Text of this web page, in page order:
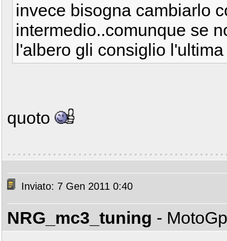
invece bisogna cambiarlo
intermedio..comunque se
l'albero gli consiglio
quoto
Inviato: 7 Gen 2011 0:40
NRG_mc3_tuning -